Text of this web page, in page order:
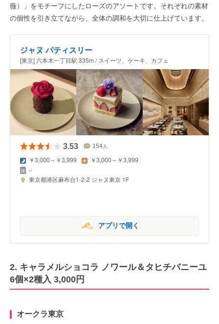
薇）」をモチーフにしたローズのアソートです。それぞれの素材
の個性を引き立てながら、全体の調和を大切に仕上げています。
ジャヌ パティスリー
[東京] 六本木一丁目駅 335m / スイーツ、ケーキ、カフェ
3.53 154 人
￥3,000～￥3,999 ￥3,000～￥3,999
–
東京都港区麻布台1-2-2 ジャヌ東京 1F
アプリで開く
2. キャラメルショコラ ノワール＆タヒチバニーユ
6個×2種入 3,000円
オークラ東京